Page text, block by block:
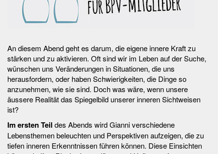
An diesem Abend geht es darum, die eigene innere Kraft zu
stärken und zu aktivieren. Oft sind wir im Leben auf der Suche,
wünschen uns Veränderungen in Situationen, die uns
herausfordern, oder haben Schwierigkeiten, die Dinge so
anzunehmen, wie sie sind. Doch was wäre, wenn unsere
äussere Realität das Spiegelbild unserer inneren Sichtweisen
ist?
Im ersten Teil des Abends wird Gianni verschiedene
Lebensthemen beleuchten und Perspektiven aufzeigen, die zu
tiefen inneren Erkenntnissen führen können. Diese Einsichten